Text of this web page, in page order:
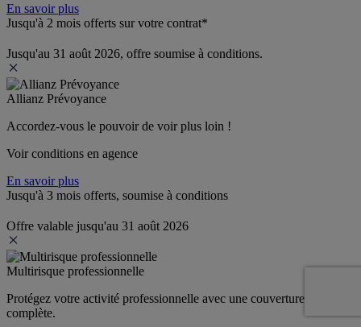
En savoir plus
Jusqu'à 2 mois offerts sur votre contrat*
Jusqu'au 31 août 2026, offre soumise à conditions.
Allianz Prévoyance
Accordez-vous le pouvoir de voir plus loin !
Voir conditions en agence
En savoir plus
Jusqu'à 3 mois offerts, soumise à conditions
Offre valable jusqu'au 31 août 2026
Multirisque professionnelle
Protégez votre activité professionnelle avec une couverture
complète.